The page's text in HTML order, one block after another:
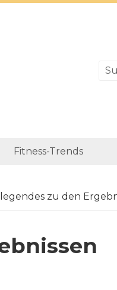
Fitness-Trends
zu den